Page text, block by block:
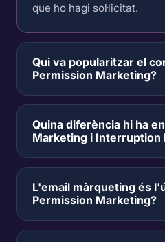
que ho hagi sol·licitat.
Qui va popularitzar el
Permission Marketing?
Quina diferència hi ha
Marketing i Interruption
L'email màrqueting és
Permission Marketing?